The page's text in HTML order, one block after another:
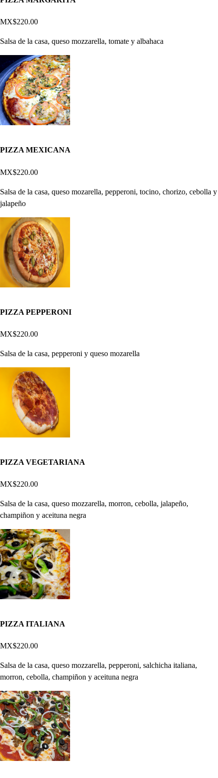
MX$220.00
Salsa de la casa, queso mozzarella, tomate y albahaca
PIZZA MEXICANA
MX$220.00
Salsa de la casa, queso mozarella, pepperoni, tocino, chorizo, cebolla y
jalapeño
PIZZA PEPPERONI
MX$220.00
Salsa de la casa, pepperoni y queso mozarella
PIZZA VEGETARIANA
MX$220.00
Salsa de la casa, queso mozzarella, morron, cebolla, jalapeño,
champiñon y aceituna negra
PIZZA ITALIANA
MX$220.00
Salsa de la casa, queso mozzarella, pepperoni, salchicha italiana,
morron, cebolla, champiñon y aceituna negra